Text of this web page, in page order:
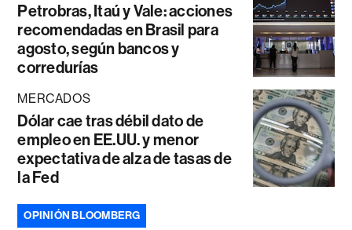
Petrobras, Itaú y Vale: acciones
recomendadas en Brasil para
agosto, según bancos y
corredurías
MERCADOS
Dólar cae tras débil dato de
empleo en EE.UU. y menor
expectativa de alza de tasas de
la Fed
OPINIÓN BLOOMBERG